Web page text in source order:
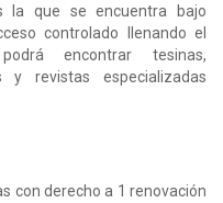
la que se encuentra bajo
controlado llenando el
encontrar tesinas,
y revistas especializadas
con derecho a 1 renovación